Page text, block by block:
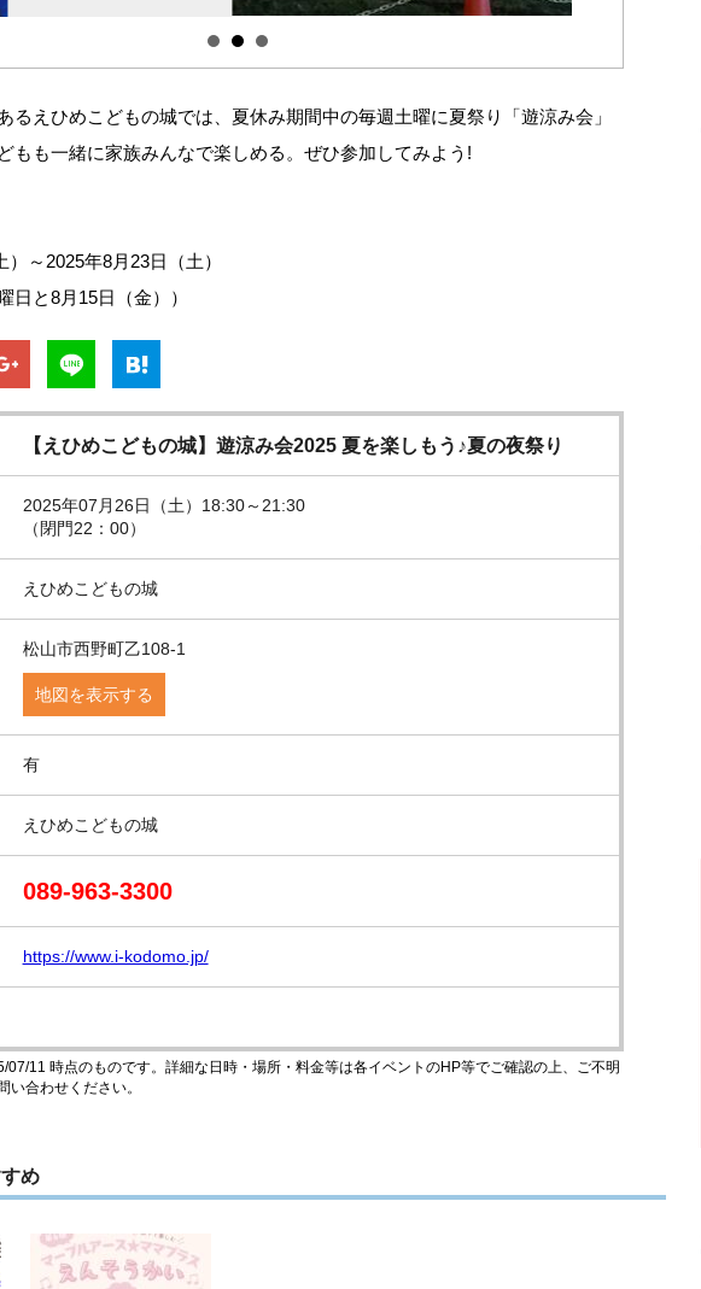
るえひめこどもの城では、夏休み期間中の毎週土曜に夏祭り「遊涼み会」
もも一緒に家族みんなで楽しめる。ぜひ参加してみよう!
～2025年8月23日（土）
日と8月15日（金））
【えひめこどもの城】遊涼み会2025 夏を楽しもう♪夏の夜祭り
2025年07月26日（土）18:30～21:30
（閉門22：00）
えひめこどもの城
松山市西野町乙108-1
地図を表示する
有
えひめこどもの城
089-963-3300
https://www.i-kodomo.jp/
11 時点のものです。詳細な日時・場所・料金等は各イベントのHP等でご確認の上、ご不明
い合わせください。
め